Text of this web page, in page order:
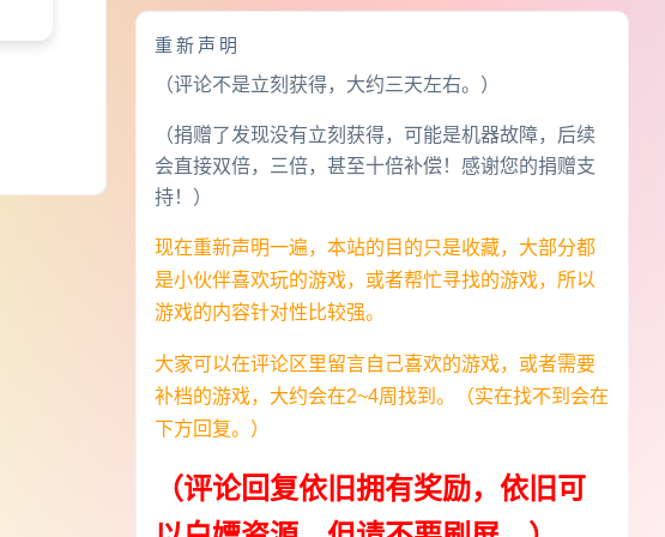
重新声明
（评论不是立刻获得，大约三天左右。）
（捐赠了发现没有立刻获得，可能是机器故障，后续
会直接双倍，三倍，甚至十倍补偿！感谢您的捐赠支
持！）
现在重新声明一遍，本站的目的只是收藏，大部分都
是小伙伴喜欢玩的游戏，或者帮忙寻找的游戏，所以
游戏的内容针对性比较强。
大家可以在评论区里留言自己喜欢的游戏，或者需要
补档的游戏，大约会在2~4周找到。（实在找不到会在
下方回复。）
（评论回复依旧拥有奖励，依旧可